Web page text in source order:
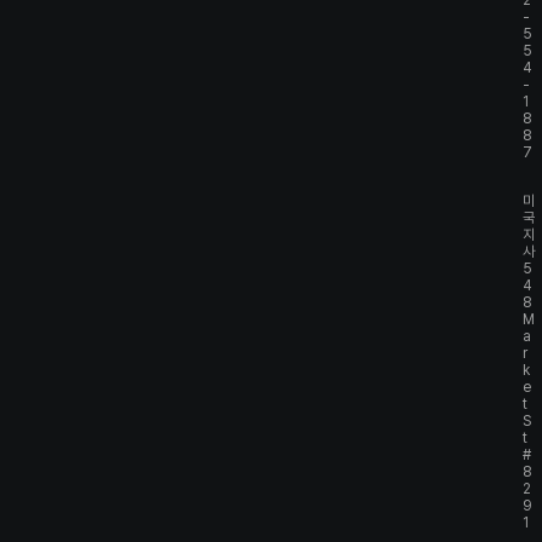
-
5
5
4
-
1
8
8
7
미
국
지
사
5
4
8
M
a
r
k
e
t
S
t
#
8
2
9
1